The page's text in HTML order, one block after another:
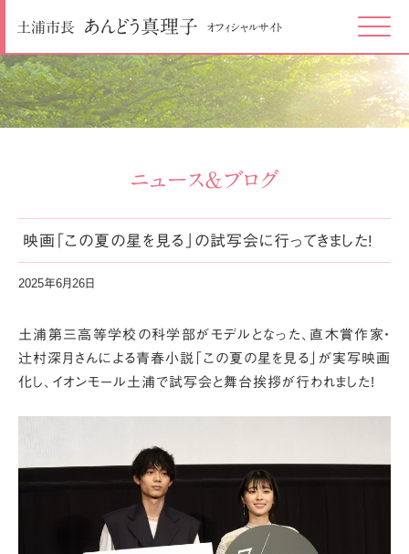
土浦市長 あんどう真理子 オフィシャルサイト Click
ニュース＆ブログ
映画「この夏の星を見る」の試写会に行ってきました!
2025年6月26日
土浦第三高等学校の科学部がモデルとなった、 直木賞作家・
辻村深月さんによる青春小説「この夏の星を見る」が実写映画
化し、 イオンモール土浦で試写会と舞台挨拶が行われました!